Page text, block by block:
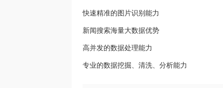
快速精准的图片识别能力
新闻搜索海量大数据优势
高并发的数据处理能力
专业的数据挖掘、清洗、分析能力